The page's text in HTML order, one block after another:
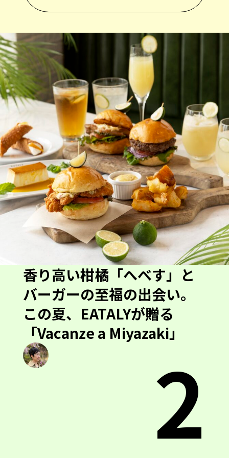
香り高い柑橘「へべす」と
バーガーの至福の出会い。
この夏、EATALYが贈る
「Vacanze a Miyazaki」
2